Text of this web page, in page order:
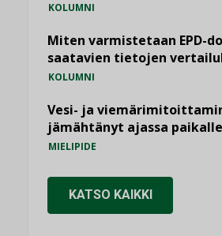
KOLUMNI
Miten varmistetaan EPD-
saatavien tietojen
KOLUMNI
Vesi- ja
jämähtänyt ajassa
MIELIPIDE
KATSO KAIKKI